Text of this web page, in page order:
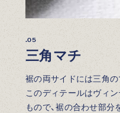
.05
三角マチ
裾の両サイドには三角の
このディテールはヴィ
もので、裾の合わせ部